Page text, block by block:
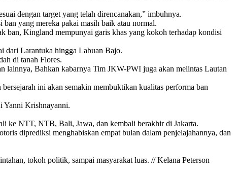
dengan target yang telah direncanakan,” imbuhnya.
yang mereka pakai masih baik atau normal.
ban, Kingland mempunyai garis khas yang kokoh terhadap kondisi
dari Larantuka hingga Labuan Bajo.
di tanah Flores.
lainnya, Bahkan kabarnya Tim JKW-PWI juga akan melintas Lautan
ini akan semakin membuktikan kualitas performa ban
Yanni Krishnayanni.
ke NTT, NTB, Bali, Jawa, dan kembali berakhir di Jakarta.
diprediksi menghabiskan empat bulan dalam penjelajahannya, dan
tokoh politik, sampai masyarakat luas. // Kelana Peterson